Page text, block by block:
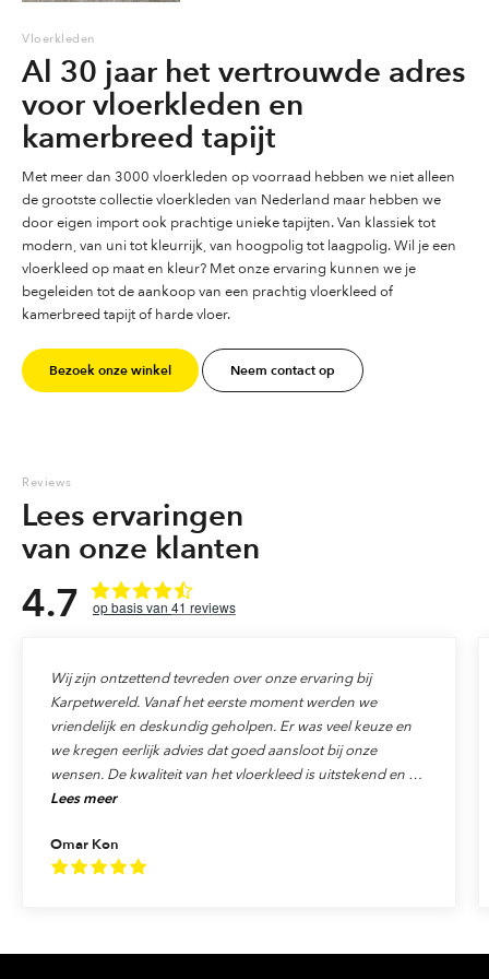
Vloerkleden
Al 30 jaar het vertrouwde adres
voor vloerkleden en
kamerbreed tapijt
Met meer dan 3000 vloerkleden op voorraad hebben we niet alleen
de grootste collectie vloerkleden van Nederland maar hebben we
door eigen import ook prachtige unieke tapijten. Van klassiek tot
modern, van uni tot kleurrijk, van hoogpolig tot laagpolig. Wil je een
vloerkleed op maat en kleur? Met onze ervaring kunnen we je
begeleiden tot de aankoop van een prachtig vloerkleed of
kamerbreed tapijt of harde vloer.
Bezoek onze winkel Neem contact op
Reviews
Lees ervaringen
van onze klanten
4.7 41 reviews
Omar Kon
Wij zijn ontzettend tevreden over onze ervaring bij
Karpetwereld. Vanaf het eerste moment werden we
vriendelijk en deskundig geholpen. Er was veel keuze en
we kregen eerlijk advies dat goed aansloot bij onze
wensen. De kwaliteit van het vloerkleed is uitstekend en de
levering verliep precies zoals afgesproken. Ook de service
echt als klant gewaardeerd. We raden Karpetwereld dan
ook van harte aan aan iedereen die op zoek is naar
Lees meer